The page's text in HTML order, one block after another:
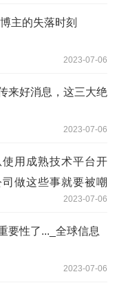
主的失落时刻
2023-07-06
来好消息，这三大绝
2023-07-06
用成熟技术平台开
做这些事就要被嘲
2023-07-06
要性了..._全球信息
2023-07-06